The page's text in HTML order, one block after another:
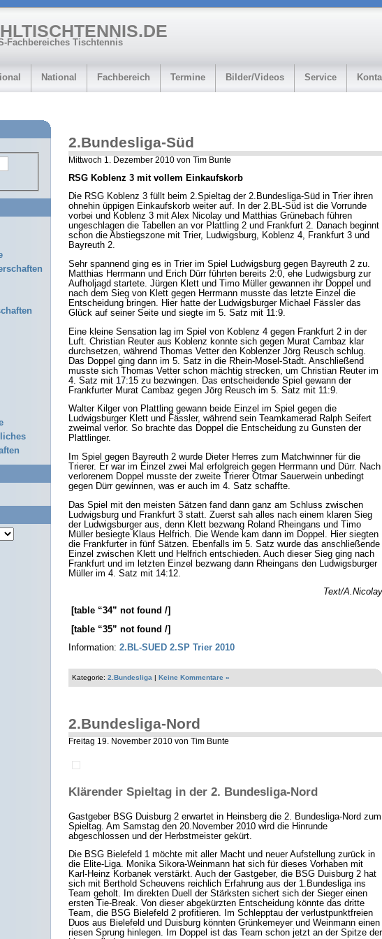
Fachbereiches Tischtennis
National Fachbereich Termine Bilder/Videos Service
2.Bundesliga-Süd
Mittwoch 1. Dezember 2010 von Tim Bunte
RSG Koblenz 3 mit vollem Einkaufskorb
Die RSG Koblenz 3 füllt beim 2.Spieltag der 2.Bundesliga-Süd in Trier ihren
ohnehin üppigen Einkaufskorb weiter auf. In der 2.BL-Süd ist die Vorrunde
vorbei und Koblenz 3 mit Alex Nicolay und Matthias Grünebach führen
ungeschlagen die Tabellen an vor Plattling 2 und Frankfurt 2. Danach beginnt
schon die Abstiegszone mit Trier, Ludwigsburg, Koblenz 4, Frankfurt 3 und
Bayreuth 2.
Sehr spannend ging es in Trier im Spiel Ludwigsburg gegen Bayreuth 2 zu.
Matthias Herrmann und Erich Dürr führten bereits 2:0, ehe Ludwigsburg zur
Aufholjagd startete. Jürgen Klett und Timo Müller gewannen ihr Doppel und
nach dem Sieg von Klett gegen Herrmann musste das letzte Einzel die
Entscheidung bringen. Hier hatte der Ludwigsburger Michael Fässler das
Glück auf seiner Seite und siegte im 5. Satz mit 11:9.
Eine kleine Sensation lag im Spiel von Koblenz 4 gegen Frankfurt 2 in der
Luft. Christian Reuter aus Koblenz konnte sich gegen Murat Cambaz klar
durchsetzen, während Thomas Vetter den Koblenzer Jörg Reusch schlug.
Das Doppel ging dann im 5. Satz in die Rhein-Mosel-Stadt. Anschließend
musste sich Thomas Vetter schon mächtig strecken, um Christian Reuter im
4. Satz mit 17:15 zu bezwingen. Das entscheidende Spiel gewann der
Frankfurter Murat Cambaz gegen Jörg Reusch im 5. Satz mit 11:9.
Walter Kilger von Plattling gewann beide Einzel im Spiel gegen die
Ludwigsburger Klett und Fässler, während sein Teamkamerad Ralph Seifert
zweimal verlor. So brachte das Doppel die Entscheidung zu Gunsten der
Plattlinger.
Im Spiel gegen Bayreuth 2 wurde Dieter Herres zum Matchwinner für die
Trierer. Er war im Einzel zwei Mal erfolgreich gegen Herrmann und Dürr. Nach
verlorenem Doppel musste der zweite Trierer Otmar Sauerwein unbedingt
gegen Dürr gewinnen, was er auch im 4. Satz schaffte.
Das Spiel mit den meisten Sätzen fand dann ganz am Schluss zwischen
Ludwigsburg und Frankfurt 3 statt. Zuerst sah alles nach einem klaren Sieg
der Ludwigsburger aus, denn Klett bezwang Roland Rheingans und Timo
Müller besiegte Klaus Helfrich. Die Wende kam dann im Doppel. Hier siegten
die Frankfurter in fünf Sätzen. Ebenfalls im 5. Satz wurde das anschließende
Einzel zwischen Klett und Helfrich entschieden. Auch dieser Sieg ging nach
Frankfurt und im letzten Einzel bezwang dann Rheingans den Ludwigsburger
Müller im 4. Satz mit 14:12.
Text/A.Nicolay
[table “34” not found /]
[table “35” not found /]
Information: 2.BL-SUED 2.SP Trier 2010
Kategorie: 2.Bundesliga Keine Kommentare »
2.Bundesliga-Nord
Freitag 19. November 2010 von Tim Bunte
Klärender Spieltag in der 2. Bundesliga-Nord
Gastgeber BSG Duisburg 2 erwartet in Heinsberg die 2. Bundesliga-Nord zum
Spieltag. Am Samstag den 20.November 2010 wird die Hinrunde
abgeschlossen und der Herbstmeister gekürt.
Die BSG Bielefeld 1 möchte mit aller Macht und neuer Aufstellung zurück in
die Elite-Liga. Monika Sikora-Weinmann hat sich für dieses Vorhaben mit
Karl-Heinz Korbanek verstärkt. Auch der Gastgeber, die BSG Duisburg 2 hat
sich mit Berthold Scheuvens reichlich Erfahrung aus der 1.Bundesliga ins
Team geholt. Im direkten Duell der Stärksten sichert sich der Sieger einen
ersten Tie-Break. Von dieser abgekürzten Entscheidung könnte das dritte
Team, die BSG Bielefeld 2 profitieren. Im Schlepptau der verlustpunktfreien
Duos aus Bielefeld und Duisburg könnten Grünkemeyer und Weinmann einen
riesen Sprung hinlegen. Im Doppel ist das Team schon jetzt an der Spitze der